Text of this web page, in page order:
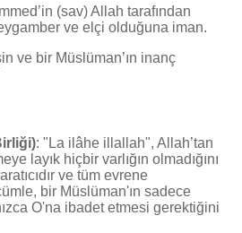
(sav) Allah tarafından
ve elçi olduğuna iman.
ve bir Müslüman’ın inanç
: "La ilâhe illallah", Allah’tan
layık hiçbir varlığın olmadığını
ve tüm evrene
bir Müslüman'ın sadece
O'na ibadet etmesi gerektiğini